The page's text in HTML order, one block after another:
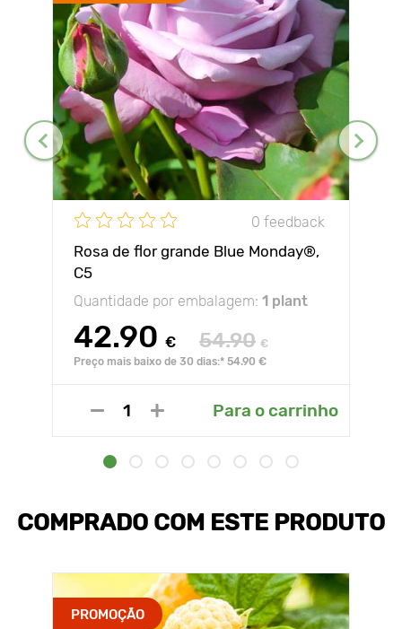
0 feedback
Rosa de flor grande Blue Monday®,
C5
Quantidade por embalagem: 1 plant
42.90 € 54.90 €
Preço mais baixo de 30 dias:* 54.90 €
Para o carrinho
COMPRADO COM ESTE PRODUTO
PROMOÇÃO